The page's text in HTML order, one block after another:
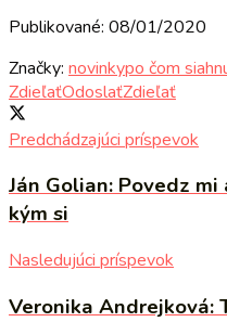
Publikované: 08/01/2020
Značky: novinkypo čom
ZdieľaťOdoslaťZdieľať
Predchádzajúci príspevok
Ján Golian: Povedz
kým si
Nasledujúci príspevok
Veronika Andrejková: